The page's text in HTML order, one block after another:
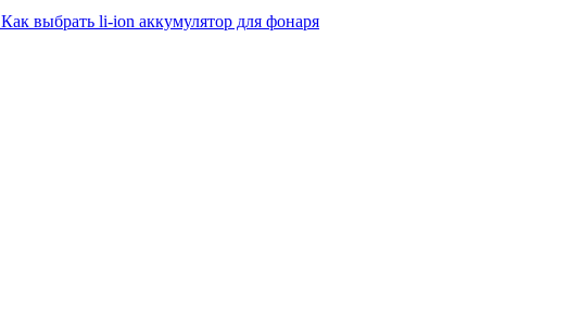
Как выбрать li-ion аккумулятор для фонаря